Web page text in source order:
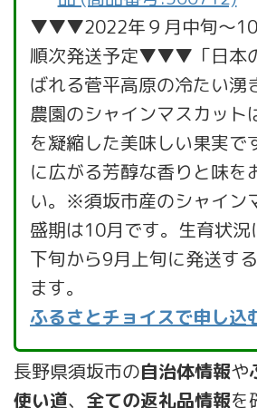
▼▼▼2022年９月中旬～10
順次発送予定▼▼▼「日本
ばれる菅平高原の冷たい湧
農園のシャインマスカット
を凝縮した美味しい果実で
に広がる芳醇な香りと味を
い。※須坂市産のシャイン
盛期は10月です。生育状況
下旬から9月上旬に発送す
ます。
ふるさとチョイスで申し込
長野県須坂市の自治体情報や
使い道、 全ての返礼品情報を